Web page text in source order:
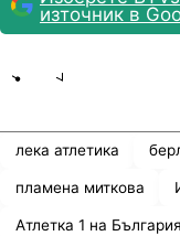
източник в
лека атлетика
пламена миткова
Атлетка 1 на България